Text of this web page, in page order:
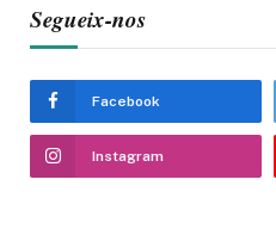
Segueix-nos
Facebook
Instagram